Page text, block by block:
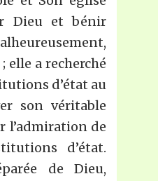
Dieu et bénir
elle a recherché
d’état au
son véritable
l’admiration de
d’état.
de Dieu,